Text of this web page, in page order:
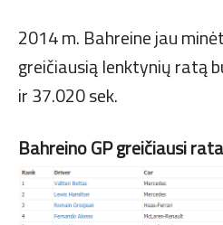
2014 m. Bahreine jau
greičiausią lenktynių ratą
ir 37.020 sek.
Bahreino GP greičiausi